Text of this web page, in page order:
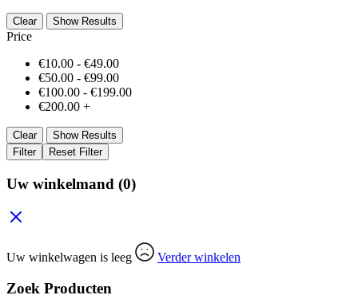
Clear Show Results
Price
€10.00 - €49.00
€50.00 - €99.00
€100.00 - €199.00
€200.00 +
Clear
Show Results
Filter
Reset Filter
Uw winkelmand (0)
Uw winkelwagen is leeg Verder winkelen
Zoek Producten